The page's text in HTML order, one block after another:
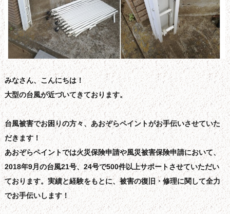
みなさん、こんにちは！
大型の台風が近づいてきております。
台風被害でお困りの方々、あおぞらペイントがお手伝いさせていた
だきます！
あおぞらペイントでは火災保険申請や風災被害保険申請において、
2018年9月の台風21号、24号で500件以上サポートさせていただい
ております。実績と経験をもとに、被害の復旧・修理に関して全力
でお手伝いします！